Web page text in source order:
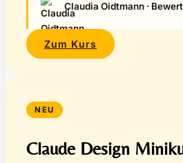
Claudia Oidtmann ·
Zum Kurs
NEU
Claude Design